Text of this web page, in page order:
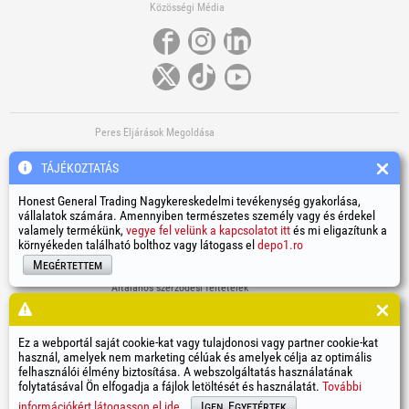
Közösségi Média
Peres Eljárások Megoldása
További Hasznos Linkek
Általános szerződési feltételek
A társaság azonosító adatai
A jogviták online rendezése
HGT®, EvoTools® , EvoSanitary®, EvoTools +Plus ®, EvoSanitary +Plus®, EvoSelect®, EPTO®, EPTO Plus
PowerForProfessionals
és azok logójai bejegyzett védjegyek Honest General Trading SRL.
TÁJÉKOZTATÁS
Honest General Trading Nagykereskedelmi tevékenység gyakorlása,
vállalatok számára. Amennyiben természetes személy vagy és érdekel
valamely termékünk, vegye fel velünk a kapcsolatot ittés mi eligazítunk a
környékeden található bolthoz vagy látogass el depo1.ro
Megértettem
Ez a webportál saját cookie-kat vagy tulajdonosi vagy partner cookie-kat
használ, amelyek nem marketing célúak és amelyek célja az optimális
felhasználói élmény biztosítása. A webszolgáltatás használatának
folytatásával Ön elfogadja a fájlok letöltését és használatát. További